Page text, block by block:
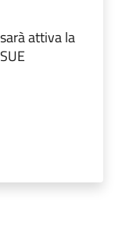
attiva la